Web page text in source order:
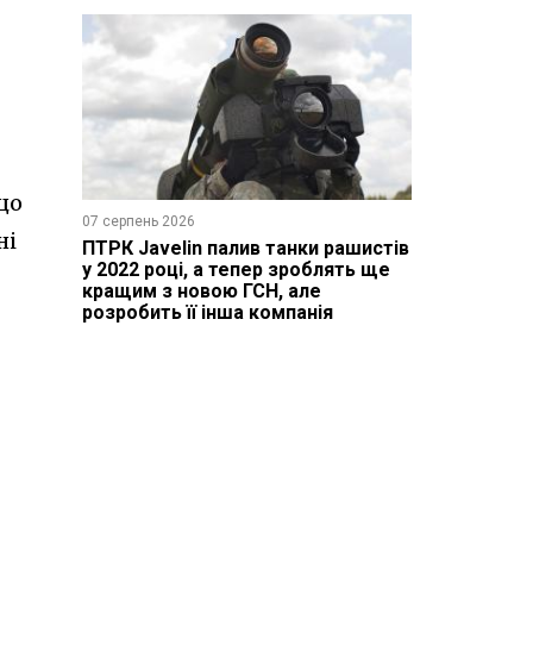
07 серпень 2026
ПТРК Javelin палив танки рашистів
у 2022 році, а тепер зроблять ще
кращим з новою ГСН, але
розробить її інша компанія